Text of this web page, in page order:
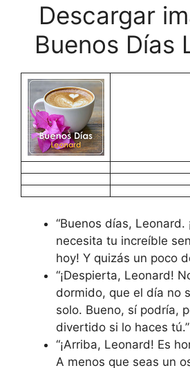
Descargar
Buenos Días
“Buenos días, Leonard.
necesita tu increíble
hoy! Y quizás un poco
“¡Despierta, Leonard!
dormido, que el día no
solo. Bueno, sí podría,
divertido si lo haces tú.”
“¡Arriba, Leonard! Es
A menos que seas un